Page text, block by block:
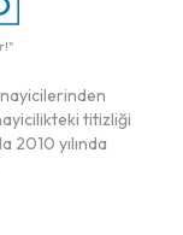
"
titizliği
2010 yılında